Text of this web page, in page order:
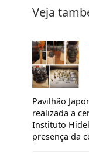
Veja
Pavilhão
realizada a
Instituto
presença da